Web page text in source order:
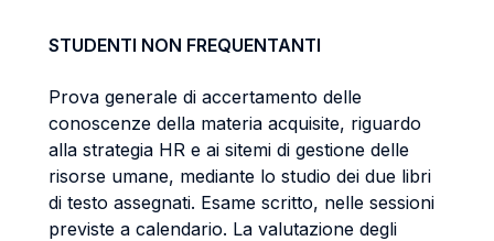
STUDENTI NON FREQUENTANTI
Prova generale di accertamento delle
conoscenze della materia acquisite, riguardo
alla strategia HR e ai sitemi di gestione delle
risorse umane, mediante lo studio dei due libri
di testo assegnati. Esame scritto, nelle sessioni
previste a calendario. La valutazione degli